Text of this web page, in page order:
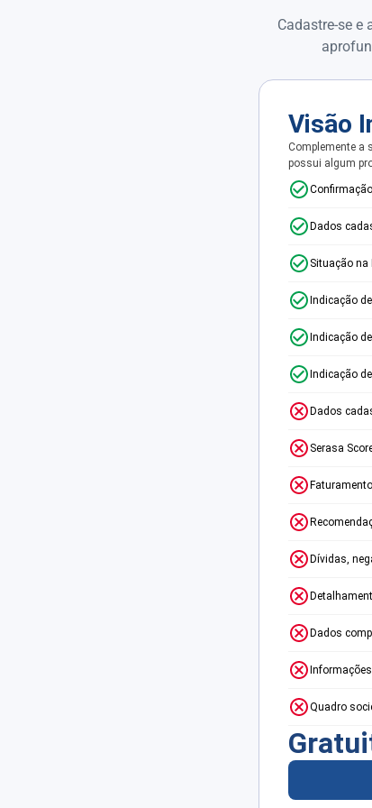
Cadastre-se
Visão
Complemente a
possui algum
Dados
Situação na
Indicação
Indicação
Indicação
Dados
Serasa
Dívidas,
Dados
Quadro